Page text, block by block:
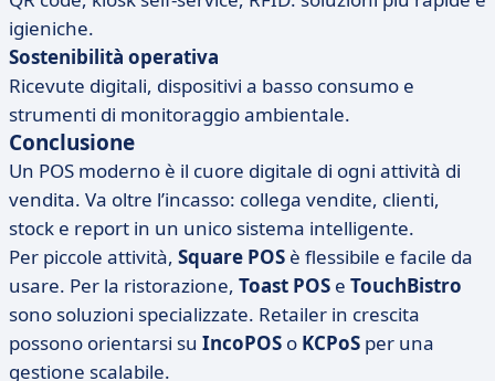
igieniche.
Sostenibilità operativa
Ricevute digitali, dispositivi a basso consumo e
strumenti di monitoraggio ambientale.
Conclusione
Un POS moderno è il cuore digitale di ogni attività di
vendita. Va oltre l’incasso: collega vendite, clienti,
stock e report in un unico sistema intelligente.
Per piccole attività, Square POS è flessibile e facile da
usare. Per la ristorazione, Toast POS e TouchBistro
sono soluzioni specializzate. Retailer in crescita
possono orientarsi su IncoPOS o KCPoS per una
gestione scalabile.